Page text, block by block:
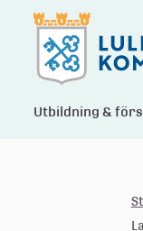
L
Utbildning &